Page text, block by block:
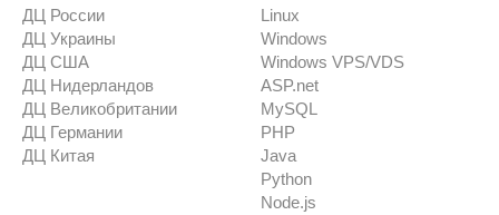
ДЦ России
ДЦ Украины
ДЦ США
ДЦ Нидерландов
ДЦ Великобритании
ДЦ Германии
ДЦ Китая
Linux
Windows
Windows VPS/VDS
ASP.net
MySQL
PHP
Java
Python
Node.js